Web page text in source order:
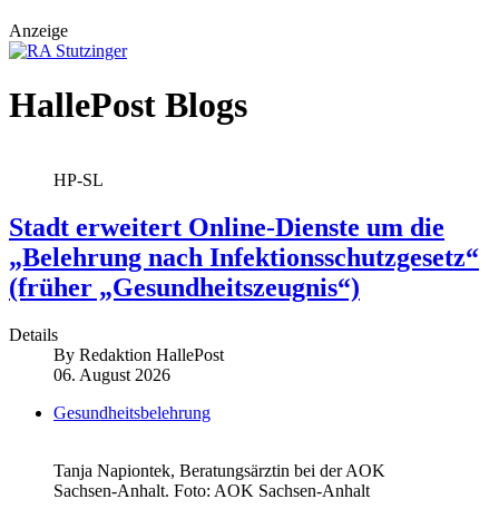
Anzeige
HallePost Blogs
HP-SL
Stadt erweitert Online-Dienste um die
„Belehrung nach Infektionsschutzgesetz“
(früher „Gesundheitszeugnis“)
Details
By Redaktion HallePost
06. August 2026
Gesundheitsbelehrung
Tanja Napiontek, Beratungsärztin bei der AOK
Sachsen-Anhalt. Foto: AOK Sachsen-Anhalt